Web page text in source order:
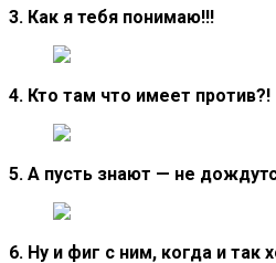
3. Как я тебя понимаю!!!
4. Кто там что имеет против?!
5. А пусть знают — не
6. Ну и фиг с ним, когда и так